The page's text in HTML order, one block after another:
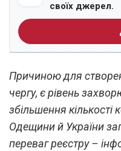
своїх джерел.
Причиною для
чергу, є рівень
збільшення кількості
Одещини й України
переваг реєстру –